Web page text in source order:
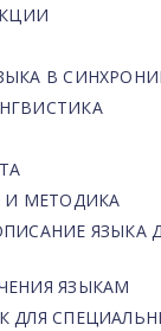
В
И МЕТОДИКА
ЯЗЫКА
ЯЗЫКАМ
ДЛЯ